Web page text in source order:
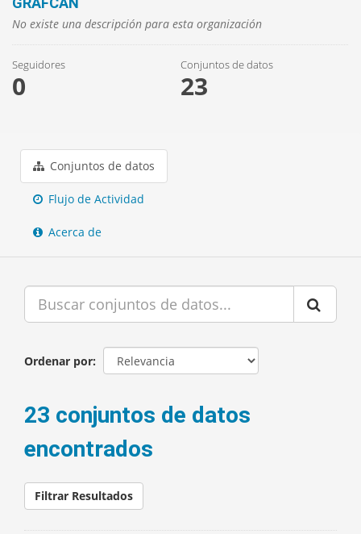
No existe una descripción para esta organización
Seguidores
0
Conjuntos de datos
23
Conjuntos de datos
Flujo de Actividad
Acerca de
Ordenar por
23 conjuntos de datos
encontrados
Filtrar Resultados